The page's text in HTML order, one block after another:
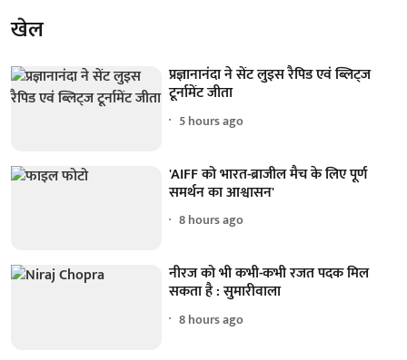
खेल
प्रज्ञानानंदा ने सेंट लुइस रैपिड एवं ब्लिट्ज
टूर्नामेंट जीता
5 hours ago
'AIFF को भारत-ब्राजील मैच के लिए पूर्ण
समर्थन का आश्वासन'
8 hours ago
नीरज को भी कभी-कभी रजत पदक मिल
सकता है : सुमारीवाला
8 hours ago